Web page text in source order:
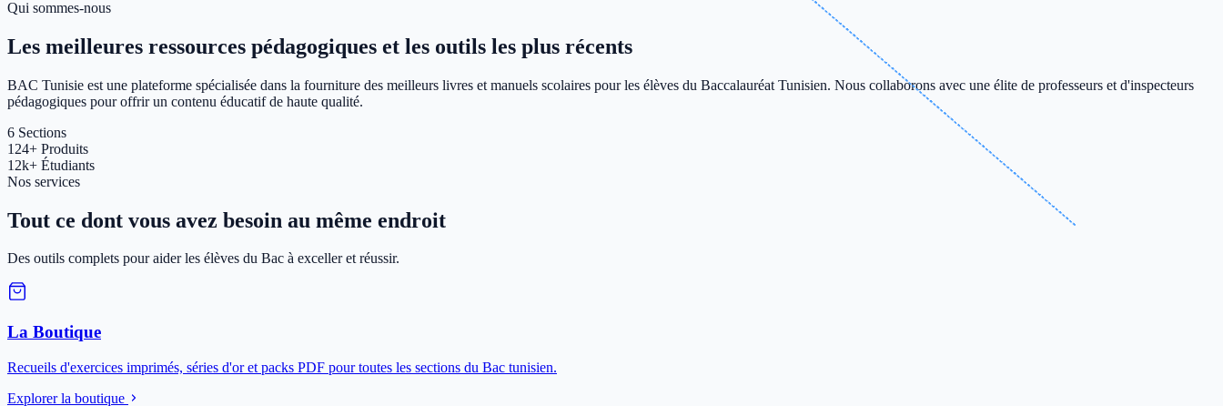
Qui sommes-nous
Les meilleures ressources pédagogiques et les outils les plus récents
BAC Tunisie est une plateforme spécialisée dans la fourniture des meilleurs livres et manuels scolaires pour les élèves du Baccalauréat Tunisien. Nous collaborons avec une élite de professeurs et d'inspecteurs
pédagogiques pour offrir un contenu éducatif de haute qualité.
6 Sections
124+ Produits
12k+ Étudiants
Nos services
Tout ce dont vous avez besoin au même endroit
Des outils complets pour aider les élèves du Bac à exceller et réussir.
La Boutique
Recueils d'exercices imprimés, séries d'or et packs PDF pour toutes les sections du Bac tunisien.
Explorer la boutique